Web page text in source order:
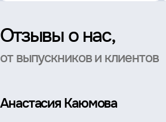
Отзывы о нас,
от выпускников и клиентов
Анастасия Каюмова